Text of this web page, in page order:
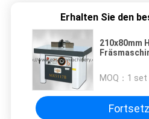
Erhalten Sie den
210x80mm
MOQ： 1 set